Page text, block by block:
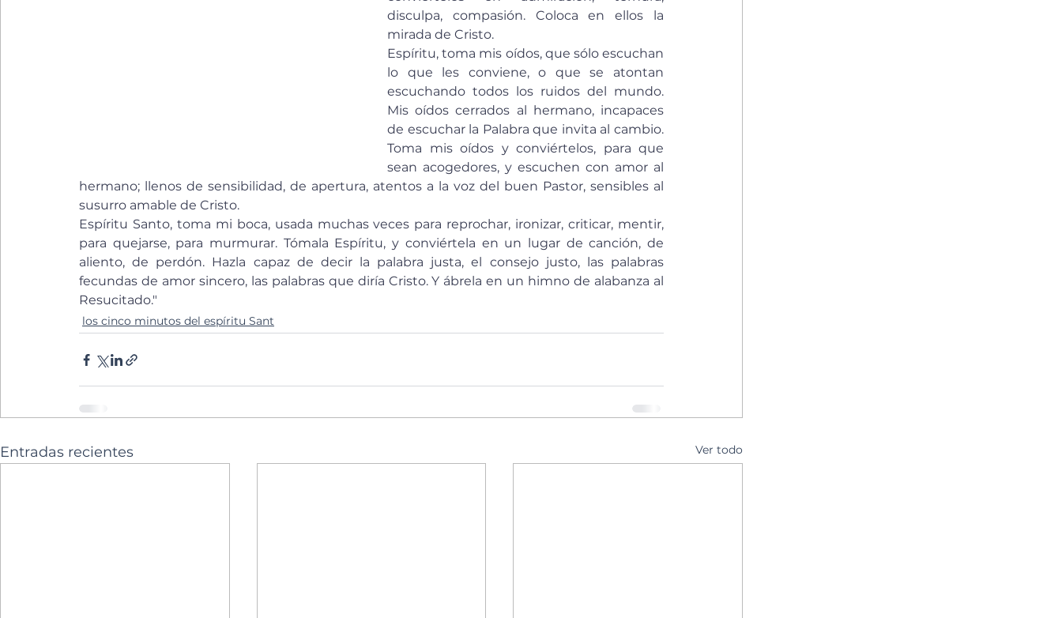
disculpa, compasión. Coloca en ellos la
mirada de Cristo.
Espíritu, toma mis oídos, que sólo escuchan
lo que les conviene, o que se atontan
escuchando todos los ruidos del mundo.
Mis oídos cerrados al hermano, incapaces
de escuchar la Palabra que invita al cambio.
Toma mis oídos y conviértelos, para que
sean acogedores, y escuchen con amor al
hermano; llenos de sensibilidad, de apertura, atentos a la voz del buen Pastor, sensibles al
susurro amable de Cristo.
Espíritu Santo, toma mi boca, usada muchas veces para reprochar, ironizar, criticar, mentir,
para quejarse, para murmurar. Tómala Espíritu, y conviértela en un lugar de canción, de
aliento, de perdón. Hazla capaz de decir la palabra justa, el consejo justo, las palabras
fecundas de amor sincero, las palabras que diría Cristo. Y ábrela en un himno de alabanza al
Resucitado."
los cinco minutos del espíritu Sant
Entradas recientes Ver todo